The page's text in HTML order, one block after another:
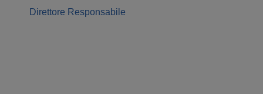
Direttore Responsabile